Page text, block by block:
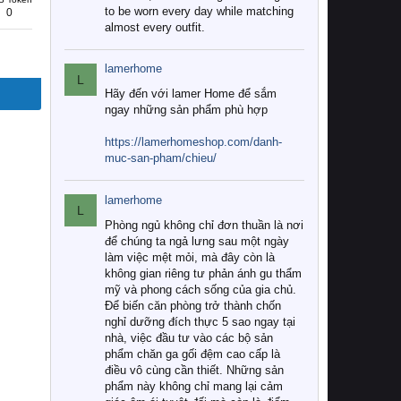
0
to be worn every day while matching
almost every outfit.
L
lamerhome
Hãy đến với lamer Home để sắm
ngay những sản phẩm phù hợp
https://lamerhomeshop.com/danh-
muc-san-pham/chieu/
L
lamerhome
Phòng ngủ không chỉ đơn thuần là nơi
để chúng ta ngả lưng sau một ngày
làm việc mệt mỏi, mà đây còn là
không gian riêng tư phản ánh gu thẩm
mỹ và phong cách sống của gia chủ.
Để biến căn phòng trở thành chốn
nghỉ dưỡng đích thực 5 sao ngay tại
nhà, việc đầu tư vào các bộ sản
phẩm chăn ga gối đệm cao cấp là
điều vô cùng cần thiết. Những sản
phẩm này không chỉ mang lại cảm